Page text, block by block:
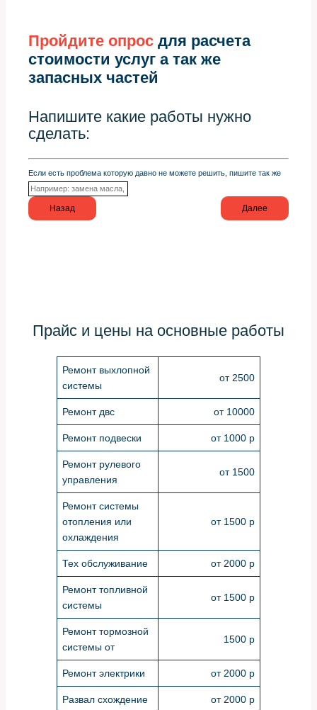
Пройдите опрос для расчета
стоимости услуг а так же
запасных частей
Напишите какие работы нужно
сделать:
Если есть проблема которую давно не можете решить, пишите так же
Назад Далее
Прайс и цены на основные работы
Ремонт выхлопной
системы
от 2500
Ремонт двс от 10000
Ремонт подвески от 1000 р
Ремонт рулевого
управления
от 1500
Ремонт системы
отопления или
охлаждения
от 1500 р
Тех обслуживание от 2000 р
Ремонт топливной
системы
от 1500 р
Ремонт тормозной
системы от
1500 р
Ремонт электрики от 2000 р
Развал схождение от 2000 р